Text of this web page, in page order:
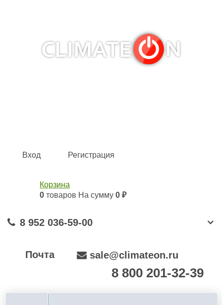
Вход Регистрация
Корзина
0 товаров На сумму 0 ₽
8 952 036-59-00
Почта sale@climateon.ru
8 800 201-32-39